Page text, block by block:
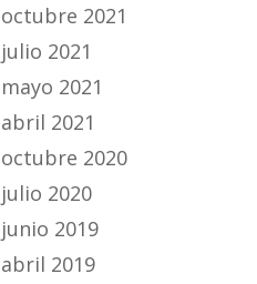
octubre 2021
julio 2021
mayo 2021
abril 2021
octubre 2020
julio 2020
junio 2019
abril 2019